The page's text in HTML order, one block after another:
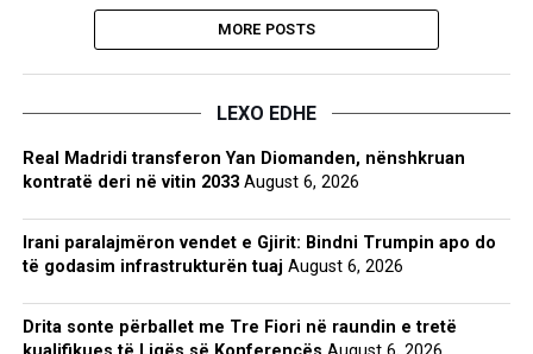
MORE POSTS
LEXO EDHE
Real Madridi transferon Yan Diomanden, nënshkruan
kontratë deri në vitin 2033 August 6, 2026
Irani paralajmëron vendet e Gjirit: Bindni Trumpin apo do
të godasim infrastrukturën tuaj August 6, 2026
Drita sonte përballet me Tre Fiori në raundin e tretë